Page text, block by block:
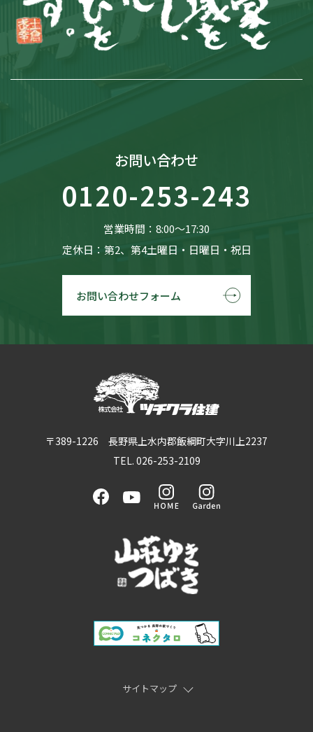
お問い合わせ
0120-253-243
営業時間：8:00〜17:30
定休日：第2、第4土曜日・日曜日・祝日
お問い合わせフォーム
〒389-1226 長野県上水内郡飯綱町大字川上2237
TEL. 026-253-2109
サイトマップ